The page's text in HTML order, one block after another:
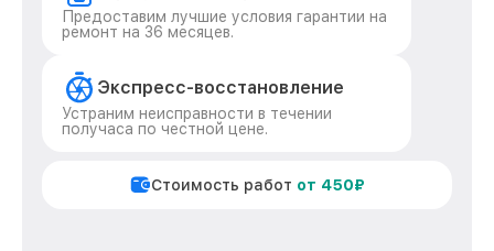
Предоставим лучшие условия гарантии на
ремонт на 36 месяцев.
Экспресс-восстановление
Устраним неисправности в течении
получаса по честной цене.
Стоимость работ от 450₽